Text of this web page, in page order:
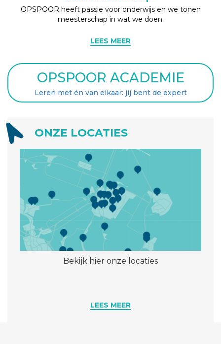
OPSPOOR heeft passie voor onderwijs en we tonen
meesterschap in wat we doen.
LEES MEER
OPSPOOR ACADEMIE
Leren met én van elkaar: jij bent de expert
ONZE LOCATIES
Bekijk hier onze locaties
LEES MEER